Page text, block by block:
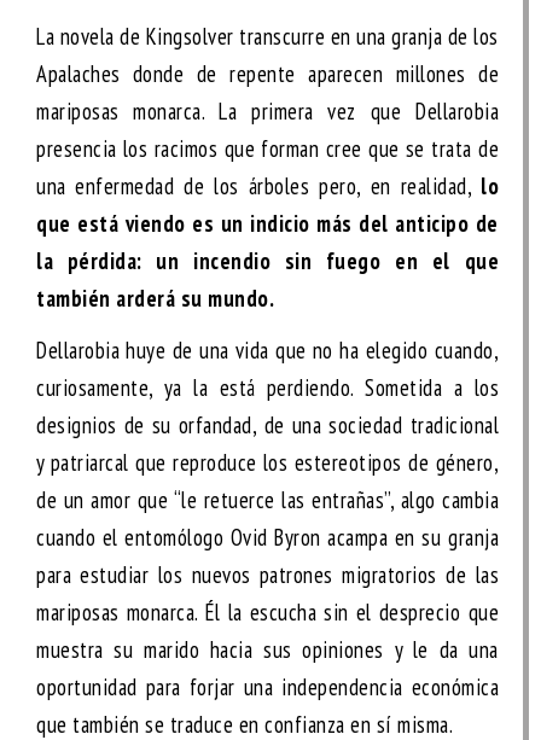
La novela de Kingsolver transcurre en una granja de los
Apalaches donde de repente aparecen millones de
mariposas monarca. La primera vez que Dellarobia
presencia los racimos que forman cree que se trata de
una enfermedad de los árboles pero, en realidad, lo
que está viendo es un indicio más del anticipo de
la pérdida: un incendio sin fuego en el que
también arderá su mundo.
Dellarobia huye de una vida que no ha elegido cuando,
curiosamente, ya la está perdiendo. Sometida a los
designios de su orfandad, de una sociedad tradicional
y patriarcal que reproduce los estereotipos de género,
de un amor que “le retuerce las entrañas”, algo cambia
cuando el entomólogo Ovid Byron acampa en su granja
para estudiar los nuevos patrones migratorios de las
mariposas monarca. Él la escucha sin el desprecio que
muestra su marido hacia sus opiniones y le da una
oportunidad para forjar una independencia económica
que también se traduce en confianza en sí misma.